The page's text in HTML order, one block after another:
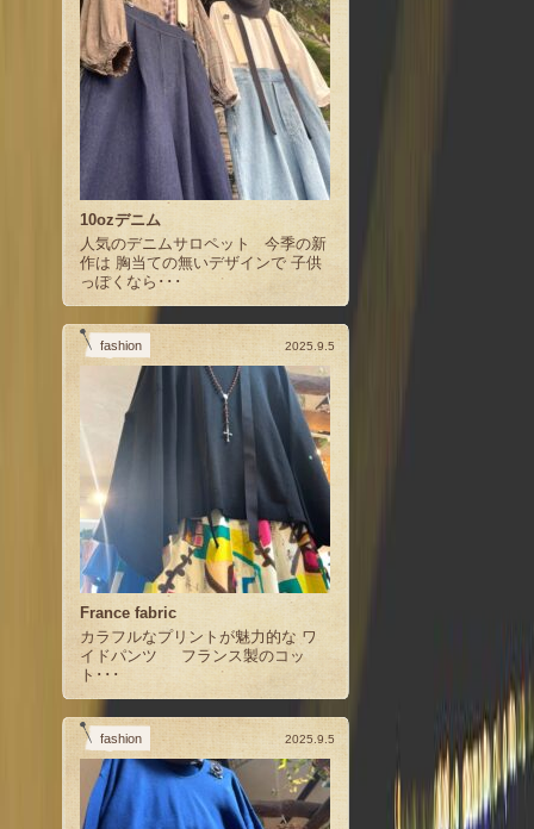
10ozデニム
人気のデニムサロペット 今季の新
作は 胸当ての無いデザインで 子供
っぽくなら･･･
fashion 2025.9.5
France fabric
カラフルなプリントが魅力的な ワ
イドパンツ フランス製のコッ
ト･･･
fashion 2025.9.5